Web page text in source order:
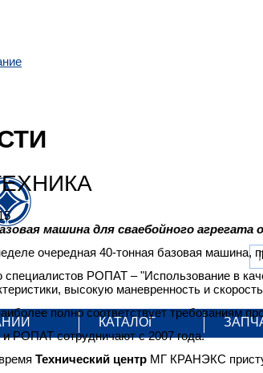
КАТАЛОГ
машина для сваебойного
очередная 40-тонная базовая машина,
специалистов РОПАТ – "Использование в
высокую маневренность и
полно соответствует требованиям
РОПАТ сотрудничают с 2007 года.
Технический центр МГ КРАНЭКС